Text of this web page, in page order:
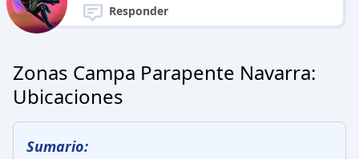
Responder
Zonas Campa Parapente Navarra:
Ubicaciones
Sumario: